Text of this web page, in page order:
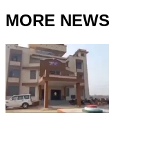
MORE NEWS